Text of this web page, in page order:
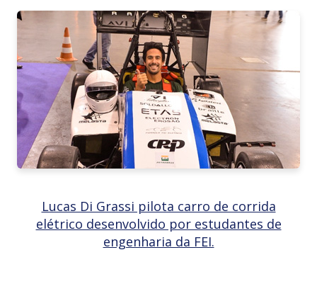
Lucas Di Grassi pilota carro de corrida
elétrico desenvolvido por estudantes de
engenharia da FEI.